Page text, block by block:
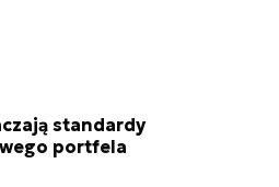
standardy
portfela